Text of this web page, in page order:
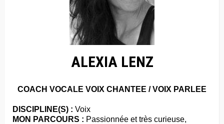
ALEXIA LENZ
COACH VOCALE VOIX CHANTEE / VOIX PARLEE
DISCIPLINE(S) : Voix
MON PARCOURS : Passionnée et très curieuse,